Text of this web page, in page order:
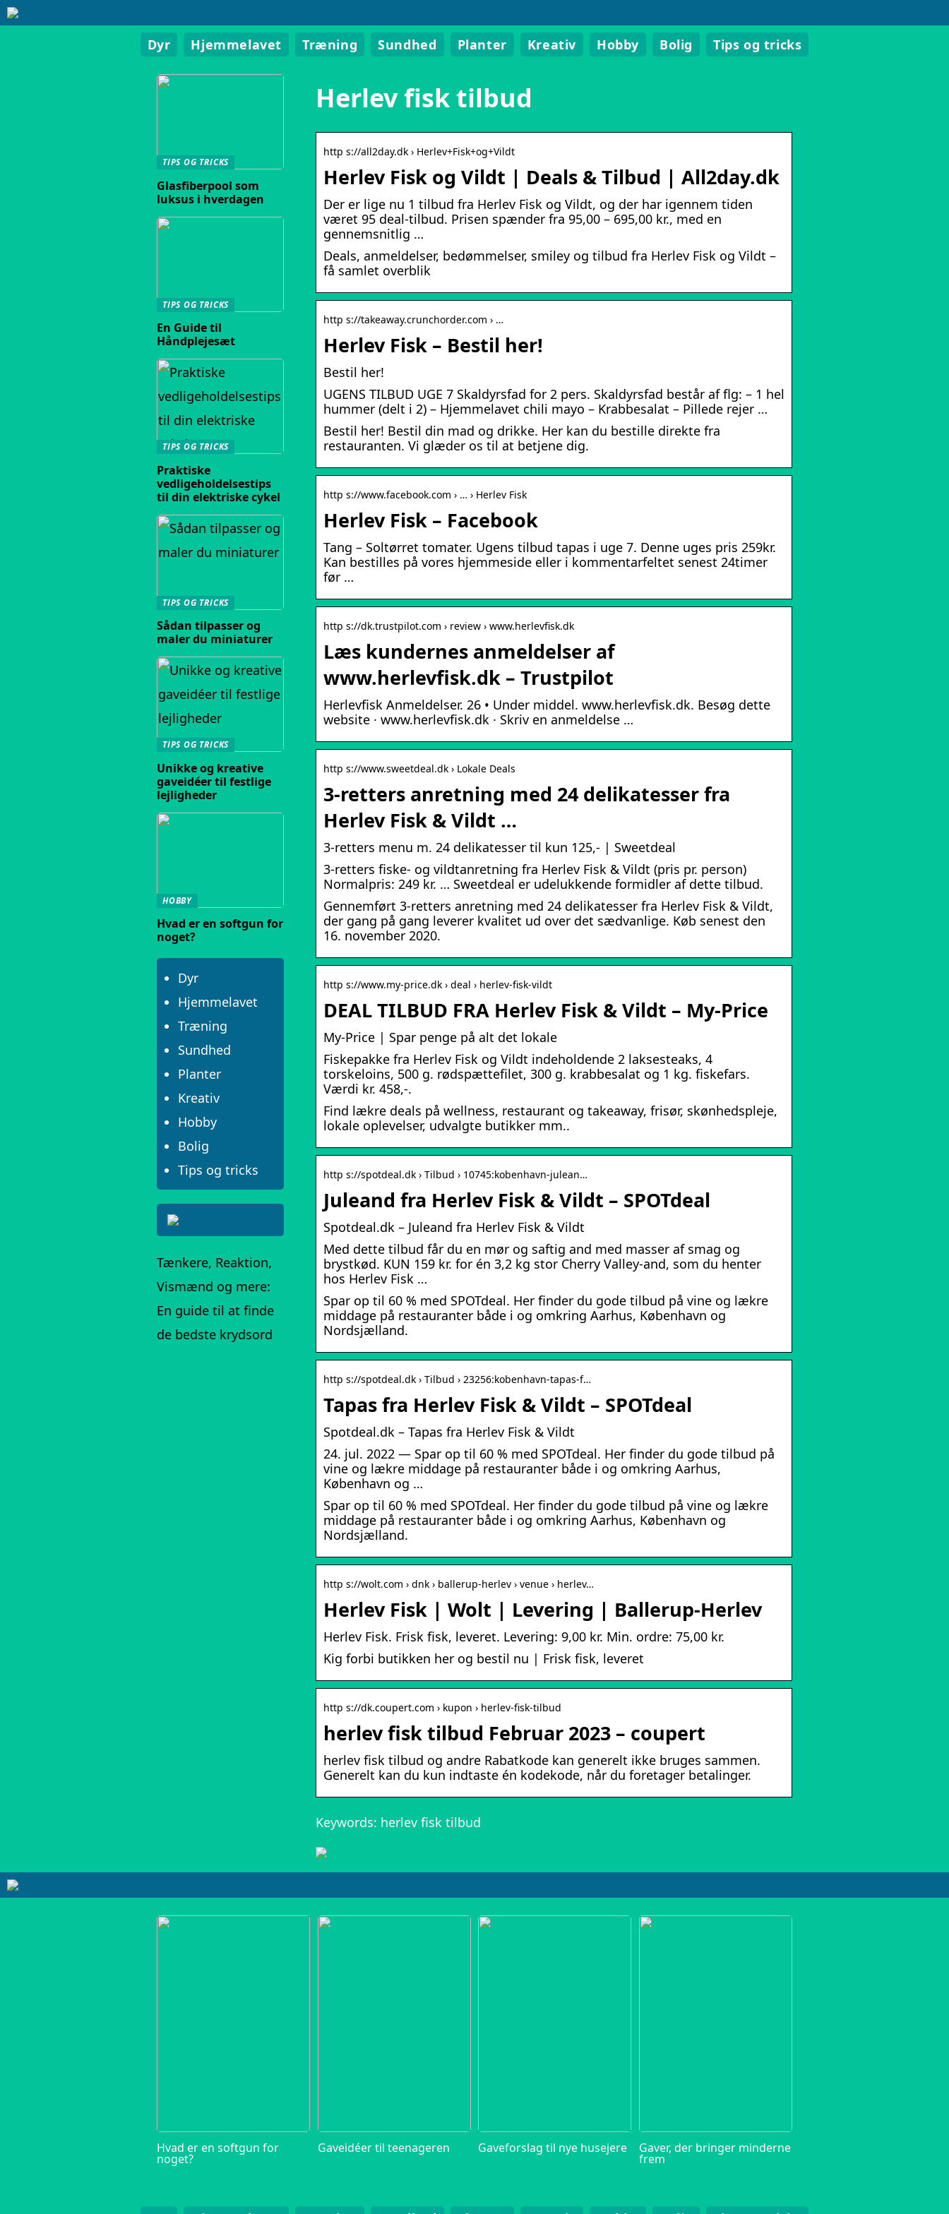
Dyr Hjemmelavet Træning Sundhed Planter Kreativ Hobby Bolig Tips og tricks
Herlev fisk tilbud
http s://all2day.dk › Herlev+Fisk+og+Vildt
Herlev Fisk og Vildt | Deals & Tilbud | All2day.dk
Der er lige nu 1 tilbud fra Herlev Fisk og Vildt, og der har igennem tiden
været 95 deal-tilbud. Prisen spænder fra 95,00 – 695,00 kr., med en
gennemsnitlig …
Deals, anmeldelser, bedømmelser, smiley og tilbud fra Herlev Fisk og Vildt –
få samlet overblik
http s://takeaway.crunchorder.com › …
Herlev Fisk – Bestil her!
Bestil her!
UGENS TILBUD UGE 7 Skaldyrsfad for 2 pers. Skaldyrsfad består af flg: – 1 hel
hummer (delt i 2) – Hjemmelavet chili mayo – Krabbesalat – Pillede rejer …
Bestil her! Bestil din mad og drikke. Her kan du bestille direkte fra
restauranten. Vi glæder os til at betjene dig.
http s://www.facebook.com › … › Herlev Fisk
Herlev Fisk – Facebook
Tang – Soltørret tomater. Ugens tilbud tapas i uge 7. Denne uges pris 259kr.
Kan bestilles på vores hjemmeside eller i kommentarfeltet senest 24timer
før …
http s://dk.trustpilot.com › review › www.herlevfisk.dk
Læs kundernes anmeldelser af
www.herlevfisk.dk – Trustpilot
Herlevfisk Anmeldelser. 26 • Under middel. www.herlevfisk.dk. Besøg dette
website · www.herlevfisk.dk · Skriv en anmeldelse …
http s://www.sweetdeal.dk › Lokale Deals
3-retters anretning med 24 delikatesser fra
Herlev Fisk & Vildt …
3-retters menu m. 24 delikatesser til kun 125,- | Sweetdeal
3-retters fiske- og vildtanretning fra Herlev Fisk & Vildt (pris pr. person)
Normalpris: 249 kr. … Sweetdeal er udelukkende formidler af dette tilbud.
Gennemført 3-retters anretning med 24 delikatesser fra Herlev Fisk & Vildt,
der gang på gang leverer kvalitet ud over det sædvanlige. Køb senest den
16. november 2020.
http s://www.my-price.dk › deal › herlev-fisk-vildt
DEAL TILBUD FRA Herlev Fisk & Vildt – My-Price
My-Price | Spar penge på alt det lokale
Fiskepakke fra Herlev Fisk og Vildt indeholdende 2 laksesteaks, 4
torskeloins, 500 g. rødspættefilet, 300 g. krabbesalat og 1 kg. fiskefars.
Værdi kr. 458,-.
Find lækre deals på wellness, restaurant og takeaway, frisør, skønhedspleje,
lokale oplevelser, udvalgte butikker mm..
http s://spotdeal.dk › Tilbud › 10745:kobenhavn-julean…
Juleand fra Herlev Fisk & Vildt – SPOTdeal
Spotdeal.dk – Juleand fra Herlev Fisk & Vildt
Med dette tilbud får du en mør og saftig and med masser af smag og
brystkød. KUN 159 kr. for én 3,2 kg stor Cherry Valley-and, som du henter
hos Herlev Fisk …
Spar op til 60 % med SPOTdeal. Her finder du gode tilbud på vine og lækre
middage på restauranter både i og omkring Aarhus, København og
Nordsjælland.
http s://spotdeal.dk › Tilbud › 23256:kobenhavn-tapas-f…
Tapas fra Herlev Fisk & Vildt – SPOTdeal
Spotdeal.dk – Tapas fra Herlev Fisk & Vildt
24. jul. 2022 — Spar op til 60 % med SPOTdeal. Her finder du gode tilbud på
vine og lækre middage på restauranter både i og omkring Aarhus,
København og …
Spar op til 60 % med SPOTdeal. Her finder du gode tilbud på vine og lækre
middage på restauranter både i og omkring Aarhus, København og
Nordsjælland.
http s://wolt.com › dnk › ballerup-herlev › venue › herlev…
Herlev Fisk | Wolt | Levering | Ballerup-Herlev
Herlev Fisk. Frisk fisk, leveret. Levering: 9,00 kr. Min. ordre: 75,00 kr.
Kig forbi butikken her og bestil nu | Frisk fisk, leveret
http s://dk.coupert.com › kupon › herlev-fisk-tilbud
herlev fisk tilbud Februar 2023 – coupert
herlev fisk tilbud og andre Rabatkode kan generelt ikke bruges sammen.
Generelt kan du kun indtaste én kodekode, når du foretager betalinger.
Keywords: herlev fisk tilbud
TIPS OG TRICKS
Glasfiberpool som
luksus i hverdagen
TIPS OG TRICKS
En Guide til
Håndplejesæt
TIPS OG TRICKS
Praktiske
vedligeholdelsestips
til din elektriske cykel
TIPS OG TRICKS
Sådan tilpasser og
maler du miniaturer
TIPS OG TRICKS
Unikke og kreative
gaveidéer til festlige
lejligheder
HOBBY
Hvad er en softgun for
noget?
Dyr
Hjemmelavet
Træning
Sundhed
Planter
Kreativ
Hobby
Bolig
Tips og tricks
Tænkere, Reaktion,
Vismænd og mere:
En guide til at finde
de bedste krydsord
Hvad er en softgun for
noget?
Gaveidéer til teenageren Gaveforslag til nye husejere Gaver, der bringer minderne
frem